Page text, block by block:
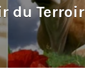
du Terroir